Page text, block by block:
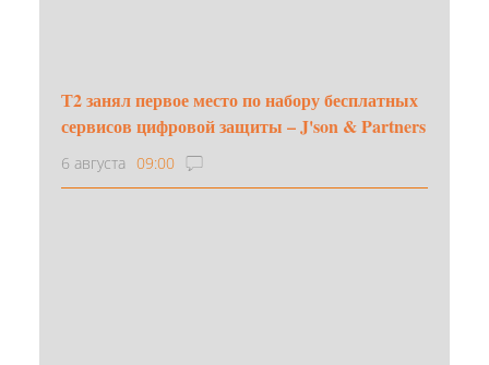
Т2 занял первое место по набору бесплатных
сервисов цифровой защиты – J'son & Partners
6 августа 09:00